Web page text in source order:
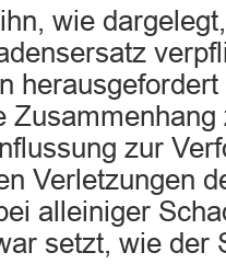
wie
herausgefordert
zur
Verletzungen
alleiniger
setzt, wie der